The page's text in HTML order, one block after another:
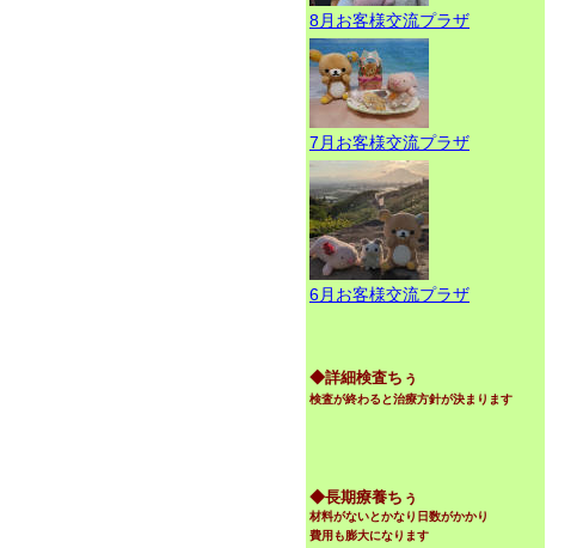
8月お客様交流プラザ
7月お客様交流プラザ
6月お客様交流プラザ
◆詳細検査ちぅ
検査が終わると治療方針が決まります
◆長期療養ちぅ
材料がないとかなり日数がかかり
費用も膨大になります